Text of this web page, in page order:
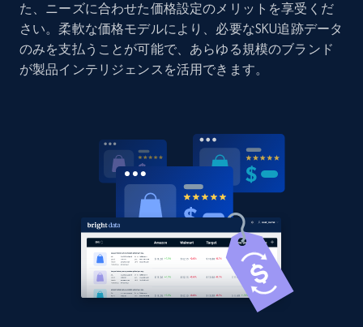
Home Depot US - Discovery products by
specific category URL
URL, Domain, Country code, Model number,
Sku, Product id, Product name, Manufacturer,
355+
Amazon products global dataset
Title, Seller name, Brand, Description, Initial
price, Currency, Availability, Reviews count, and
た、ニーズに合わせた価格設定のメリットを享受くだ
さい。柔軟な価格モデルにより、必要なSKU追跡データ
のみを支払うことが可能で、あらゆる規模のブランド
が製品インテリジェンスを活用できます。